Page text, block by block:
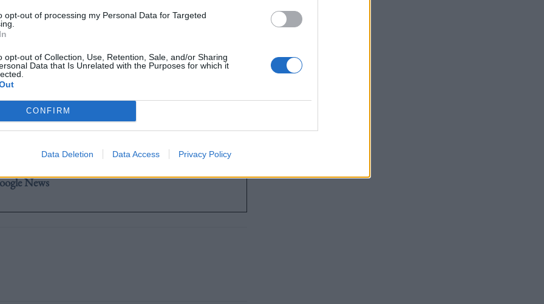
opt-out of processing my Personal Data for Targeted
opt-out of Collection, Use, Retention, Sale, and/or Sharing
Data that Is Unrelated with the Purposes for which it
CONFIRM
Data Deletion Data Access Privacy Policy
έφεραν τελικά την ταινία σε
-του οποίου η ερμηνεία του κλόουν
εξακολουθεί να μας προκαλεί ανατριχίλα-
Μείνετε συντονισμένοι εδώ για περισσότερες
αυτές θα ανακοινώνονται.
News